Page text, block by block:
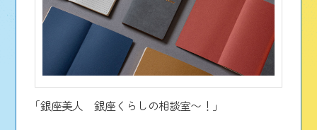
「銀座美人 銀座くらしの相談室〜！」